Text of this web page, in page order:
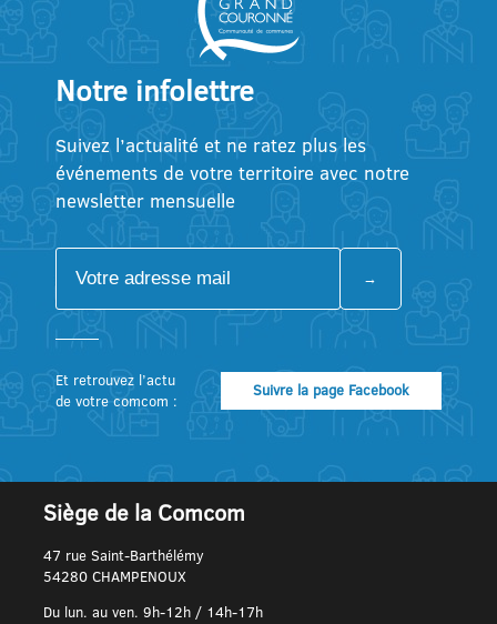
Notre infolettre
Suivez l’actualité et ne ratez plus les
événements de votre territoire avec notre
newsletter mensuelle
Et retrouvez l’actu
de votre comcom :
Suivre la page Facebook
Siège de la Comcom
47 rue Saint-Barthélémy
54280 CHAMPENOUX
Du lun. au ven. 9h-12h / 14h-17h